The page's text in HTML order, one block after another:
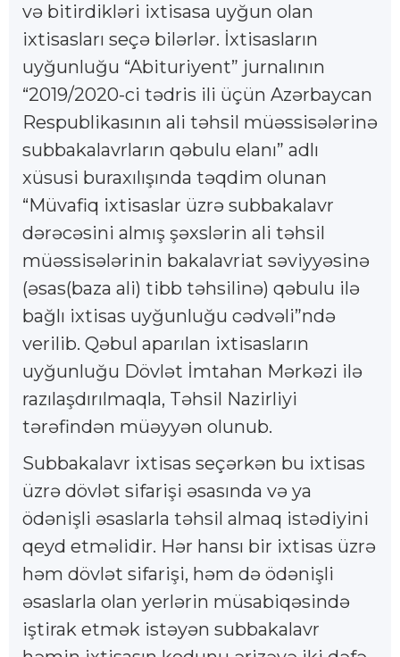
və bitirdikləri ixtisasa uyğun olan
ixtisasları seçə bilərlər. İxtisasların
uyğunluğu “Abituriyent” jurnalının
“2019/2020-ci tədris ili üçün Azərbaycan
Respublikasının ali təhsil müəssisələrinə
subbakalavrların qəbulu elanı” adlı
xüsusi buraxılışında təqdim olunan
“Müvafiq ixtisaslar üzrə subbakalavr
dərəcəsini almış şəxslərin ali təhsil
müəssisələrinin bakalavriat səviyyəsinə
(əsas(baza ali) tibb təhsilinə) qəbulu ilə
bağlı ixtisas uyğunluğu cədvəli”ndə
verilib. Qəbul aparılan ixtisasların
uyğunluğu Dövlət İmtahan Mərkəzi ilə
razılaşdırılmaqla, Təhsil Nazirliyi
tərəfindən müəyyən olunub.
Subbakalavr ixtisas seçərkən bu ixtisas
üzrə dövlət sifarişi əsasında və ya
ödənişli əsaslarla təhsil almaq istədiyini
qeyd etməlidir. Hər hansı bir ixtisas üzrə
həm dövlət sifarişi, həm də ödənişli
əsaslarla olan yerlərin müsabiqəsində
iştirak etmək istəyən subbakalavr